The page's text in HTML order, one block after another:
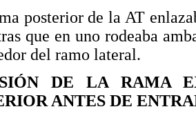
posterior de la AT
que en uno rodeaba
del ramo lateral.
DE LA RAMA
ANTES DE